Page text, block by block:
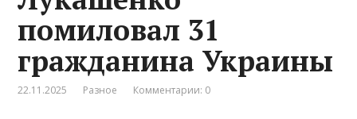
помиловал 31
гражданина Украины
22.11.2025 Разное Комментарии: 0